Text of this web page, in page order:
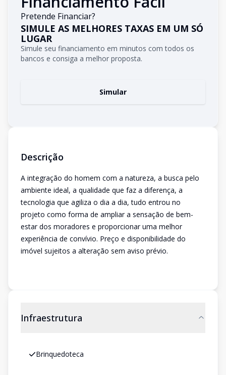
Pretende Financiar?
SIMULE AS MELHORES TAXAS EM UM SÓ
LUGAR
Simule seu financiamento em minutos com todos os
bancos e consiga a melhor proposta.
Simular
Descrição
A integração do homem com a natureza, a busca pelo
ambiente ideal, a qualidade que faz a diferença, a
tecnologia que agiliza o dia a dia, tudo entrou no
projeto como forma de ampliar a sensação de bem-
estar dos moradores e proporcionar uma melhor
experiência de convívio. Preço e disponibilidade do
imóvel sujeitos a alteração sem aviso prévio.
Infraestrutura
Brinquedoteca